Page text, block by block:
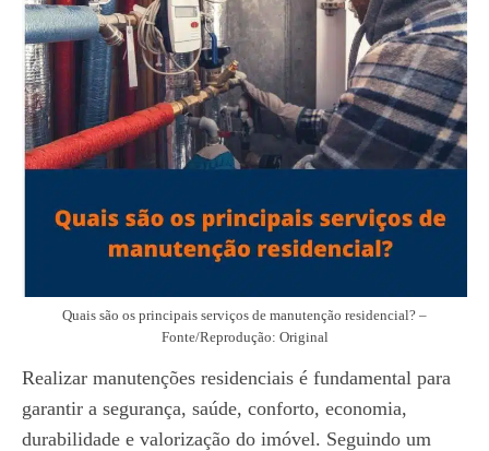
Quais são os principais serviços de manutenção residencial? –
Fonte/Reprodução: Original
Realizar manutenções residenciais é fundamental para
garantir a segurança, saúde, conforto, economia,
durabilidade e valorização do imóvel. Seguindo um